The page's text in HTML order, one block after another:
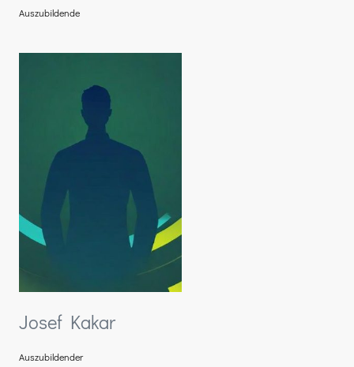
Auszubildende
Josef Kakar
Auszubildender